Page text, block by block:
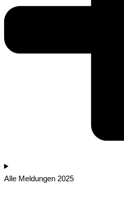
Alle Meldungen 2025